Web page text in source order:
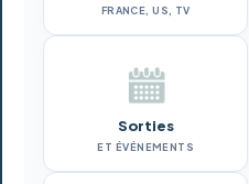
FRANCE, US, TV
Sorties
ET ÉVÉNEMENTS